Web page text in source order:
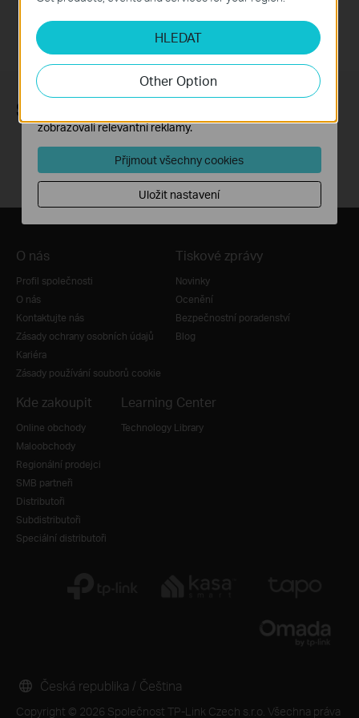
Sledujte nás
O nás
Profil společnosti
O nás
Kontaktujte nás
Zásady ochrany osobních údajů
Kariéra
Zásady používání souborů cookie
Tiskové zprávy
Novinky
Ocenění
Bezpečnostní poradenství
Blog
Kde zakoupit
Online obchody
Maloobchody
Regionální prodejci
SMB partneři
Distributoři
Subdistributoři
Speciální distributoři
Learning Center
Technology Library
Copyright © 2026 Společnost TP-Link Czech s.r.o. Všechna práva
Česká republika / Čeština
HLEDAT
Other Option
Analytické a marketingové cookies
Soubory cookie pro nám umožňují analyzovat vaše
aktivity na našich webových stránkách za účelem
zlepšení a přizpůsobení jejich funkčnosti.
Marketingové soubory cookie mohou prostřednictvím
zobrazovali relevantní reklamy.
Přijmout všechny cookies
Uložit nastavení